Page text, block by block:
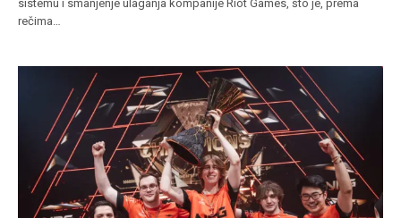
sistemu i smanjenje ulaganja kompanije Riot Games, što je, prema
rečima…